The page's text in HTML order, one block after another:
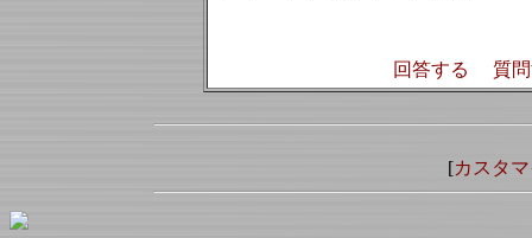
回答する 質
[カスタ